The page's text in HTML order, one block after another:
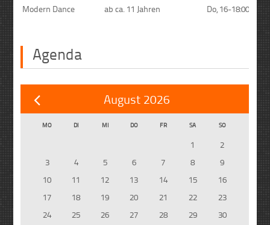
Modern Dance
ab ca. 11 Jahren Do, 16-18:00 Uhr
Agenda
August 2026
MO DI MI DO FR SA SO
1
2
3
4 5 6 7 8
9
10
11 12 13 14 15
16
17
18 19 20 21 22
23
24
25 26 27 28 29 30